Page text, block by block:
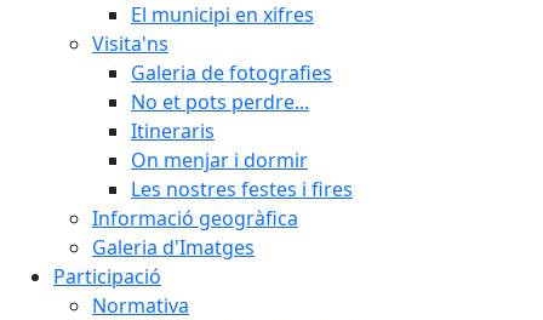
El municipi en xifres
Visita'ns
Galeria de fotografies
No et pots perdre...
Itineraris
On menjar i dormir
Les nostres festes i fires
Informació geogràfica
Galeria d'Imatges
Participació
Normativa